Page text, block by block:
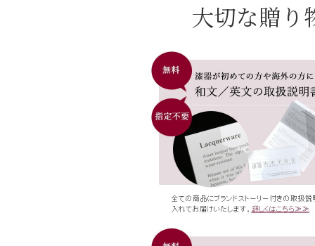
大切な贈